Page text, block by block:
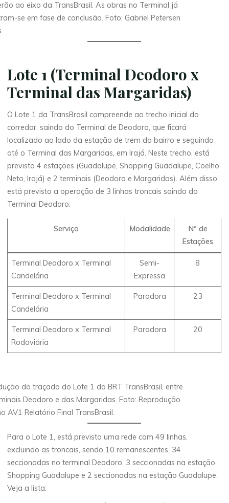
ao eixo da TransBrasil. As obras no Terminal já
se em fase de conclusão. Foto: Gabriel Petersen
Lote 1 (Terminal Deodoro x
Terminal das Margaridas)
O Lote 1 da TransBrasil compreende ao trecho inicial do
corredor, saindo do Terminal de Deodoro, que ficará
localizado ao lado da estação de trem do bairro e seguindo
até o Terminal das Margaridas, em Irajá. Neste trecho, está
previsto 4 estações (Guadalupe, Shopping Guadalupe, Coelho
Neto, Irajá) e 2 terminais (Deodoro e Margaridas). Além disso,
está previsto a operação de 3 linhas troncais saindo do
Terminal Deodoro:
Serviço Modalidade
Nº de
Estações
Terminal Deodoro x Terminal
Candelária
Semi-
Expressa
8
Terminal Deodoro x Terminal
Candelária
Paradora 23
Terminal Deodoro x Terminal
Rodoviária
Paradora 20
do traçado do Lote 1 do BRT TransBrasil, entre
Deodoro e das Margaridas. Foto: Reprodução
AV1 Relatório Final TransBrasil.
Para o Lote 1, está previsto uma rede com 49 linhas,
excluindo as troncais, sendo 10 remanescentes, 34
seccionadas no terminal Deodoro, 3 seccionadas na estação
Shopping Guadalupe e 2 seccionadas na estação Guadalupe.
Veja a lista: